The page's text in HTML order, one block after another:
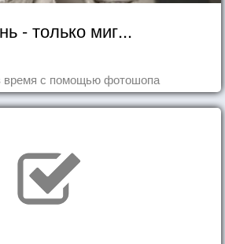
- только миг...
время с помощью фотошопа